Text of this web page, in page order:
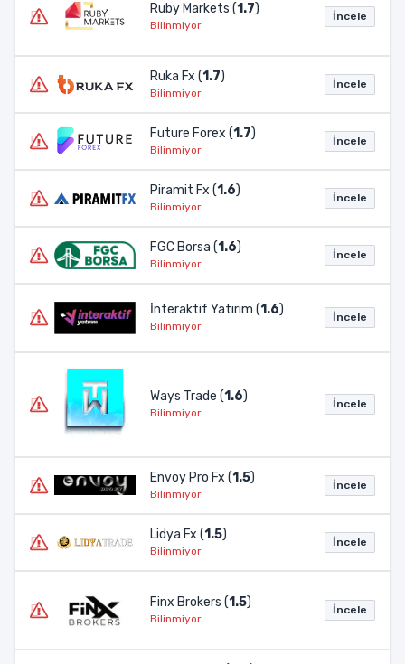
Ruby Markets (1.7)
Bilinmiyor
İncele
Ruka Fx (1.7)
Bilinmiyor
İncele
Future Forex (1.7)
Bilinmiyor
İncele
Piramit Fx (1.6)
Bilinmiyor
İncele
FGC Borsa (1.6)
Bilinmiyor
İncele
İnteraktif Yatırım (1.6)
Bilinmiyor
İncele
Ways Trade (1.6)
Bilinmiyor
İncele
Envoy Pro Fx (1.5)
Bilinmiyor
İncele
Lidya Fx (1.5)
Bilinmiyor
İncele
Finx Brokers (1.5)
Bilinmiyor
İncele